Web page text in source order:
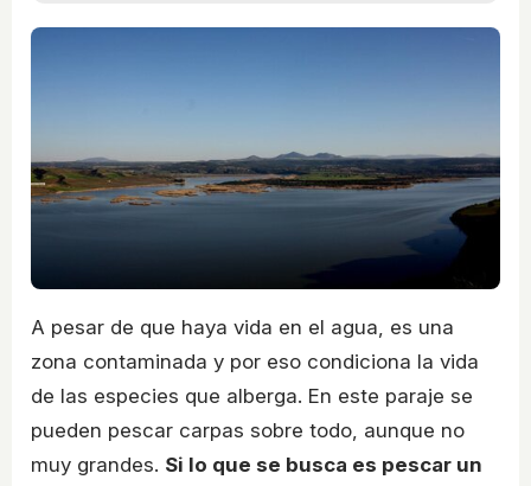
A pesar de que haya vida en el agua, es una
zona contaminada y por eso condiciona la vida
de las especies que alberga. En este paraje se
pueden pescar carpas sobre todo, aunque no
muy grandes. Si lo que se busca es pescar un